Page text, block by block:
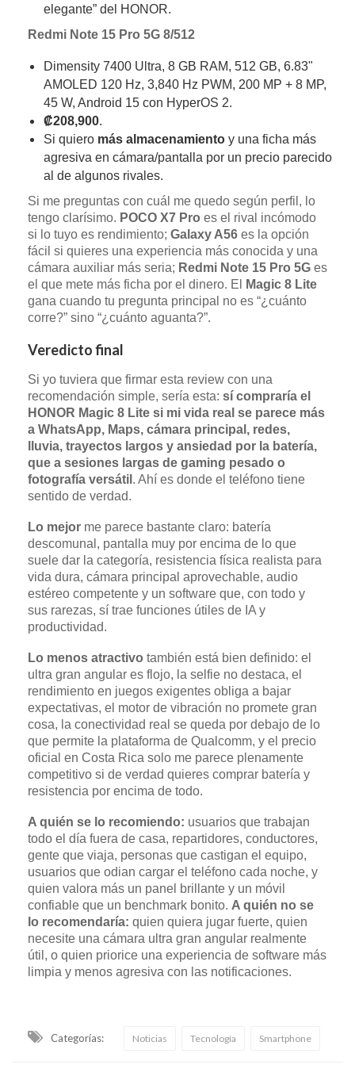
elegante” del HONOR.
Redmi Note 15 Pro 5G 8/512
Dimensity 7400 Ultra, 8 GB RAM, 512 GB, 6.83"
AMOLED 120 Hz, 3,840 Hz PWM, 200 MP + 8 MP,
45 W, Android 15 con HyperOS 2.
₡208,900.
Si quiero más almacenamiento y una ficha más
agresiva en cámara/pantalla por un precio parecido
al de algunos rivales.
Si me preguntas con cuál me quedo según perfil, lo
tengo clarísimo. POCO X7 Pro es el rival incómodo
si lo tuyo es rendimiento; Galaxy A56 es la opción
fácil si quieres una experiencia más conocida y una
cámara auxiliar más seria; Redmi Note 15 Pro 5G es
el que mete más ficha por el dinero. El
Magic 8 Lite
gana cuando tu pregunta principal no es “¿cuánto
corre?” sino “¿cuánto aguanta?”.
Veredicto final
Si yo tuviera que firmar esta review con una
recomendación simple, sería esta: sí compraría el
HONOR Magic 8 Lite si mi vida real se parece más
a WhatsApp, Maps, cámara principal, redes,
lluvia, trayectos largos y ansiedad por la batería,
que a sesiones largas de gaming pesado o
fotografía versátil . Ahí es donde el teléfono tiene
sentido de verdad.
Lo mejor me parece bastante claro: batería
descomunal, pantalla muy por encima de lo que
suele dar la categoría, resistencia física realista para
vida dura, cámara principal aprovechable, audio
estéreo competente y un software que, con todo y
sus rarezas, sí trae funciones útiles de IA y
productividad.
Lo menos atractivo también está bien definido: el
ultra gran angular es flojo, la selfie no destaca, el
rendimiento en juegos exigentes obliga a bajar
expectativas, el motor de vibración no promete gran
cosa, la conectividad real se queda por debajo de lo
que permite la plataforma de Qualcomm, y el precio
oficial en Costa Rica solo me parece plenamente
competitivo si de verdad quieres comprar batería y
resistencia por encima de todo.
A quién se lo recomiendo: usuarios que trabajan
todo el día fuera de casa, repartidores, conductores,
gente que viaja, personas que castigan el equipo,
usuarios que odian cargar el teléfono cada noche, y
quien valora más un panel brillante y un móvil
confiable que un benchmark bonito. A quién no se
lo recomendaría: quien quiera jugar fuerte, quien
necesite una cámara ultra gran angular realmente
útil, o quien priorice una experiencia de software más
limpia y menos agresiva con las notificaciones.
Categorías: Noticias Tecnología Smartphone